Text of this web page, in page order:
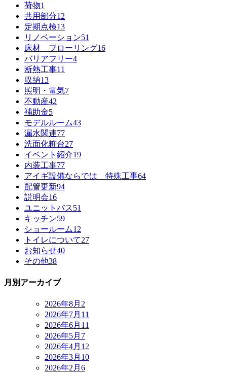
荷物1
共用部分12
定期点検13
リノベーション51
床材 フローリング16
バリアフリー4
断熱工事11
収納13
照明・電気7
不動産42
補助金5
モデルルーム43
漏水関連77
洗面化粧台27
イベント紹介19
内装工事77
アイギ設備ならでは 特殊工事64
配管更新94
説明会16
ユニットバス51
キッチン59
ショールーム12
トイレについて27
お知らせ40
その他38
月別アーカイブ
2026年8月 2
2026年7月 11
2026年6月 11
2026年5月 7
2026年4月 12
2026年3月 10
2026年2月 6